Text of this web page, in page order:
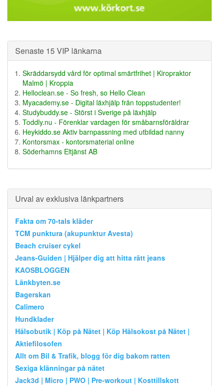
Senaste 15 VIP länkarna
Skräddarsydd vård för optimal smärtfrihet | Kiropraktor
Malmö | Kroppia
Helloclean.se - So fresh, so Hello Clean
Myacademy.se - Digital läxhjälp från toppstudenter!
Studybuddy.se - Störst i Sverige på läxhjälp
Toddly.nu - Förenklar vardagen för småbarnsföräldrar
Heykiddo.se Aktiv barnpassning med utbildad nanny
Kontorsmax - kontorsmaterial online
Söderhamns Eltjänst AB
Urval av exklusiva länkpartners
Fakta om 70-tals kläder
TCM punktura (akupunktur Avesta)
Beach cruiser cykel
Jeans-Guiden | Hjälper dig att hitta rätt jeans
KAOSBLOGGEN
Länkbyten.se
Bagerskan
Calimero
Hundklader
Hälsobutik | Köp på Nätet | Köp Hälsokost på Nätet |
Aktiefilosofen
Allt om Bil & Trafik, blogg för dig bakom ratten
Sexiga klänningar på nätet
Jack3d | Micro | PWO | Pre-workout | Kosttillskott